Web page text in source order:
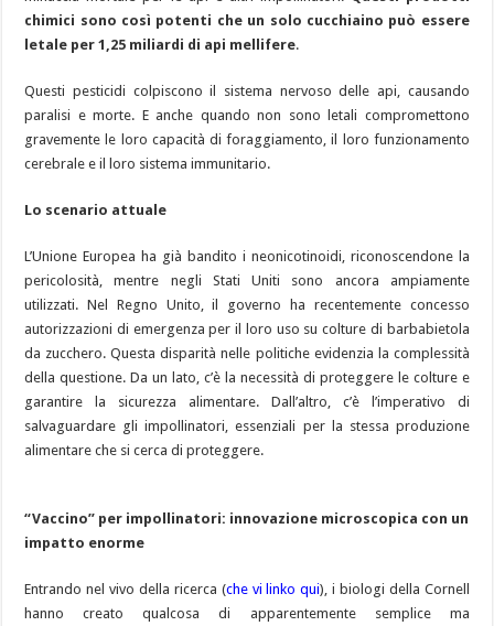
chimici sono così potenti che un solo cucchiaino può essere
letale per 1,25 miliardi di api mellifere.
Questi pesticidi colpiscono il sistema nervoso delle api, causando
paralisi e morte. E anche quando non sono letali compromettono
gravemente le loro capacità di foraggiamento, il loro funzionamento
cerebrale e il loro sistema immunitario.
Lo scenario attuale
L’Unione Europea ha già bandito i neonicotinoidi, riconoscendone la
pericolosità, mentre negli Stati Uniti sono ancora ampiamente
utilizzati. Nel Regno Unito, il governo ha recentemente concesso
autorizzazioni di emergenza per il loro uso su colture di barbabietola
da zucchero. Questa disparità nelle politiche evidenzia la complessità
della questione. Da un lato, c’è la necessità di proteggere le colture e
garantire la sicurezza alimentare. Dall’altro, c’è l’imperativo di
salvaguardare gli impollinatori, essenziali per la stessa produzione
alimentare che si cerca di proteggere.
“Vaccino” per impollinatori: innovazione microscopica con un
impatto enorme
Entrando nel vivo della ricerca (che vi linko qui), i biologi della Cornell
hanno creato qualcosa di apparentemente semplice ma